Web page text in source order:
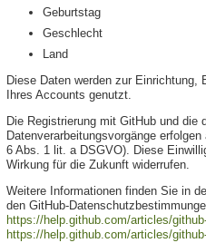
Geburtstag
Geschlecht
Land
Diese Daten werden zur Einrichtung,
Ihres Accounts genutzt.
Die Registrierung mit GitHub und die
Datenverarbeitungsvorgänge
6 Abs. 1 lit. a DSGVO). Diese
Wirkung für die Zukunft widerrufen.
Weitere Informationen finden Sie in
den GitHub-
https://help.github.com/articles/
https://help.github.com/articles/